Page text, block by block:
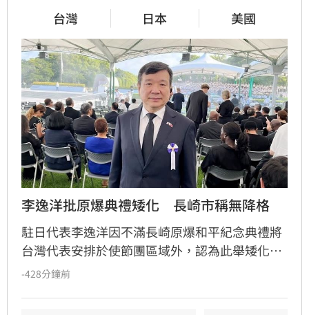
台灣 日本 美國
李逸洋批原爆典禮矮化　長崎市稱無降格
駐日代表李逸洋因不滿長崎原爆和平紀念典禮將
台灣代表安排於使節團區域外，認為此舉矮化台
灣國格，決定缺席該活動並表達嚴正抗議。對
-428分鐘前